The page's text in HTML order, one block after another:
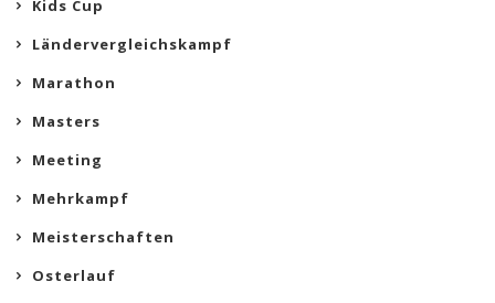
Kids Cup
Ländervergleichskampf
Marathon
Masters
Meeting
Mehrkampf
Meisterschaften
Osterlauf